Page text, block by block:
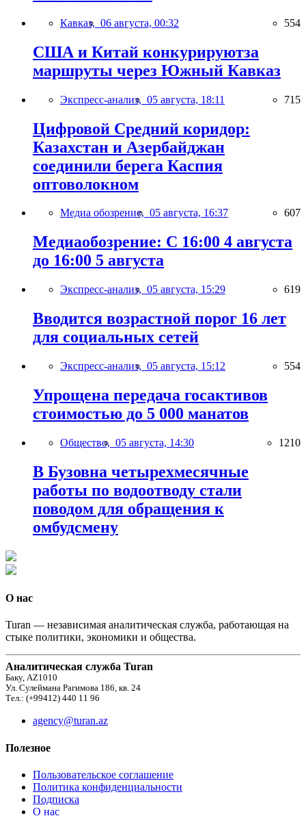
Кавказ, 06 августа, 00:32 554
США и Китай конкурируютза
маршруты через Южный Кавказ
Экспресс-анализ, 05 августа, 18:11 715
Цифровой Средний коридор:
Казахстан и Азербайджан
соединили берега Каспия
оптоволокном
Медиа обозрение, 05 августа, 16:37 607
Медиаобозрение: С 16:00 4 августа
до 16:00 5 августа
Экспресс-анализ, 05 августа, 15:29 619
Вводится возрастной порог 16 лет
для социальных сетей
Экспресс-анализ, 05 августа, 15:12 554
Упрощена передача госактивов
стоимостью до 5 000 манатов
Общество, 05 августа, 14:30 1210
В Бузовна четырехмесячные
работы по водоотводу стали
поводом для обращения к
омбудсмену
О нас
Turan — независимая аналитическая служба, работающая на
стыке политики, экономики и общества.
Аналитическая служба Turan
Баку, AZ1010
Ул. Сулеймана Рагимова 186, кв. 24
Тел.: (+99412) 440 11 96
agency@turan.az
Полезное
Пользовательское соглашение
Политика конфиденциальности
Подписка
О нас